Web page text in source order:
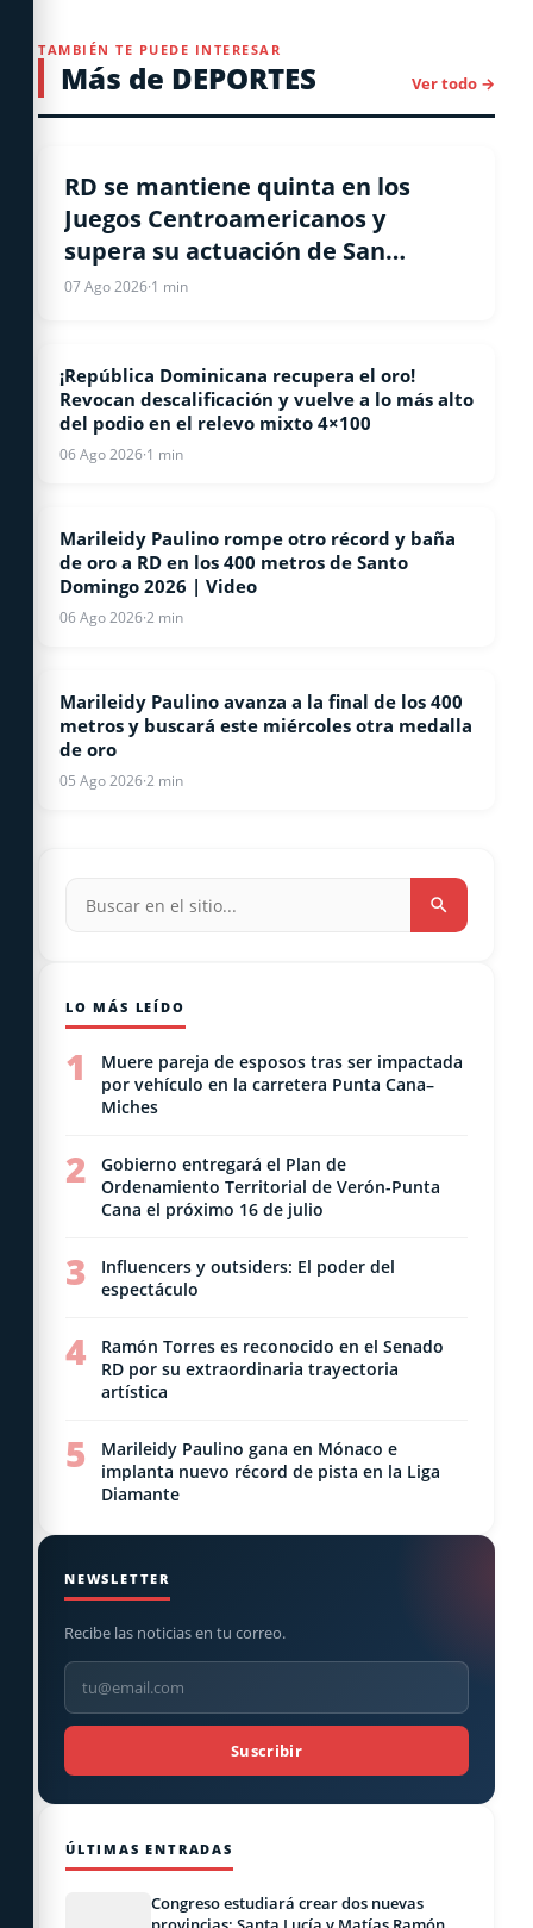
TAMBIÉN TE PUEDE INTERESAR
Más de DEPORTES Ver todo →
RD se mantiene quinta en los
Juegos Centroamericanos y
supera su actuación de San
Salvador 2023
07 Ago 2026·1 min
ATLETISMO
¡República Dominicana recupera el oro!
Revocan descalificación y vuelve a lo más alto
del podio en el relevo mixto 4×100
06 Ago 2026·1 min
ATLETISMO
Marileidy Paulino rompe otro récord y baña
de oro a RD en los 400 metros de Santo
Domingo 2026 | Video
06 Ago 2026·2 min
ATLETISMO
Marileidy Paulino avanza a la final de los 400
metros y buscará este miércoles otra medalla
de oro
05 Ago 2026·2 min
LO MÁS LEÍDO
1
Muere pareja de esposos tras ser impactada
por vehículo en la carretera Punta Cana–
Miches
2
Gobierno entregará el Plan de
Ordenamiento Territorial de Verón-Punta
Cana el próximo 16 de julio
3
Influencers y outsiders: El poder del
espectáculo
4
Ramón Torres es reconocido en el Senado
RD por su extraordinaria trayectoria
artística
5
Marileidy Paulino gana en Mónaco e
implanta nuevo récord de pista en la Liga
Diamante
NEWSLETTER
Recibe las noticias en tu correo.
Suscribir
ÚLTIMAS ENTRADAS
Congreso estudiará crear dos nuevas